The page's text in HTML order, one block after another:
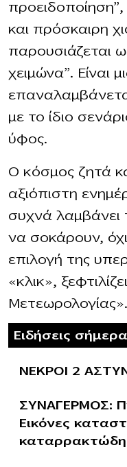
και πρόσκαιρη
παρουσιάζεται
χειμώνα”. Είναι
με το ίδιο
ύφος.
Ο κόσμος ζητά
αξιόπιστη
συχνά λαμβάνει
να σοκάρουν,
επιλογή της
«κλικ»,
Μετεωρολογίας».
Ειδήσεις σήμερα
ΝΕΚΡΟΙ 2
ΣΥΝΑΓΕΡΜΟΣ:
Εικόνες